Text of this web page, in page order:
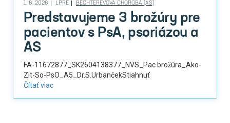
1. 6. 2026 LPRE BECHTEREVOVA CHOROBA (AS)
Predstavujeme 3 brožúry pre
pacientov s PsA, psoriázou a
AS
FA-11672877_SK2604138377_NVS_Pac brožúra_Ako-
Zit-So-PsO_A5_Dr.S.UrbančekStiahnuť
Čítať viac